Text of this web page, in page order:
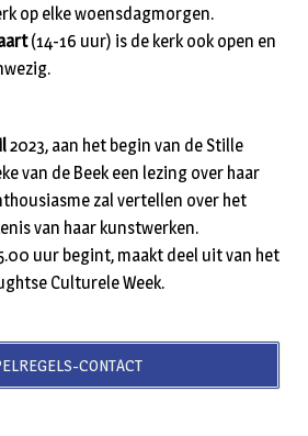
op elke woensdagmorgen.
(14-16 uur) is de kerk ook open en
2023, aan het begin van de Stille
van de Beek een lezing over haar
zal vertellen over het
van haar kunstwerken.
uur begint, maakt deel uit van het
Culturele Week.
CONTACT